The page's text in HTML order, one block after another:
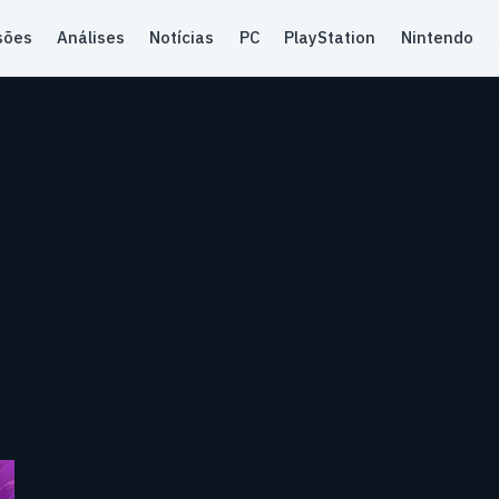
Análises Notícias PC PlayStation Nintendo